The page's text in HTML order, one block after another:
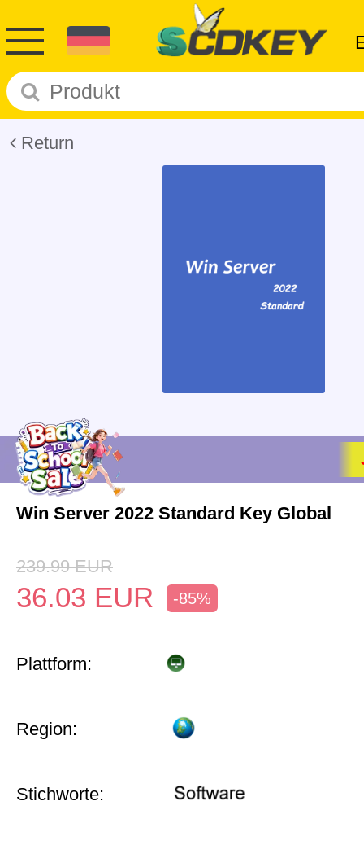
Return
Win Server 2022 Standard Key Global
239.99 EUR
36.03 EUR -85%
Plattform:
Region:
Stichworte: